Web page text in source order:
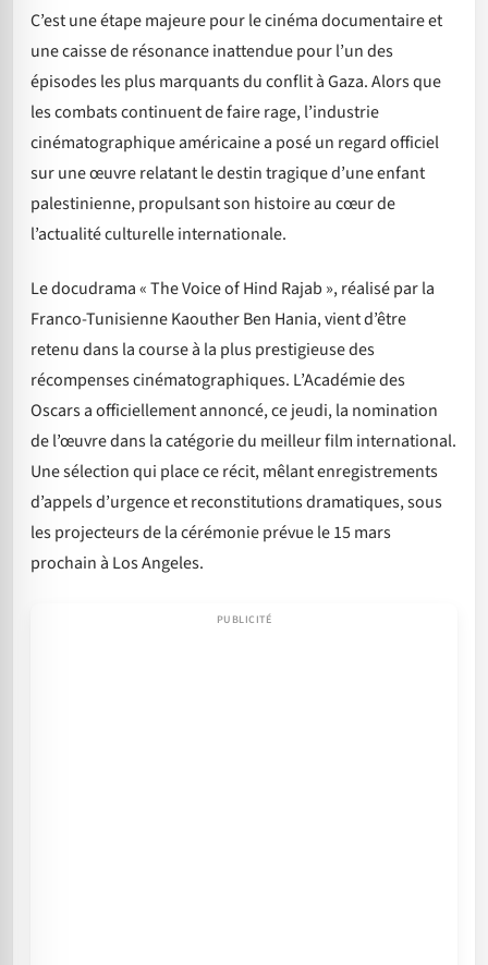
C’est une étape majeure pour le cinéma documentaire et
une caisse de résonance inattendue pour l’un des
épisodes les plus marquants du conflit à Gaza. Alors que
les combats continuent de faire rage, l’industrie
cinématographique américaine a posé un regard officiel
sur une œuvre relatant le destin tragique d’une enfant
palestinienne, propulsant son histoire au cœur de
l’actualité culturelle internationale.
Le docudrama « The Voice of Hind Rajab », réalisé par la
Franco-Tunisienne Kaouther Ben Hania, vient d’être
retenu dans la course à la plus prestigieuse des
récompenses cinématographiques. L’Académie des
Oscars a officiellement annoncé, ce jeudi, la nomination
de l’œuvre dans la catégorie du meilleur film international.
Une sélection qui place ce récit, mêlant enregistrements
d’appels d’urgence et reconstitutions dramatiques, sous
les projecteurs de la cérémonie prévue le 15 mars
prochain à Los Angeles.